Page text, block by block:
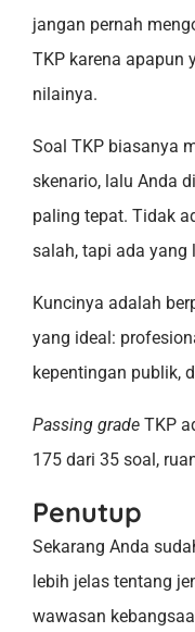
jangan pernah
TKP karena apapun
nilainya.
Soal TKP biasanya
skenario, lalu Anda
paling tepat. Tidak
salah, tapi ada yang
Kuncinya adalah
yang ideal:
kepentingan publik,
Passing grade TKP
175 dari 35 soal,
Penutup
Sekarang Anda
lebih jelas tentang
wawasan